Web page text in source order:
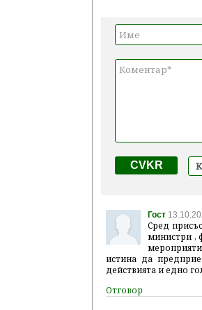
CVKR
Гост
Сред
министри ,
истина да
действията и едно